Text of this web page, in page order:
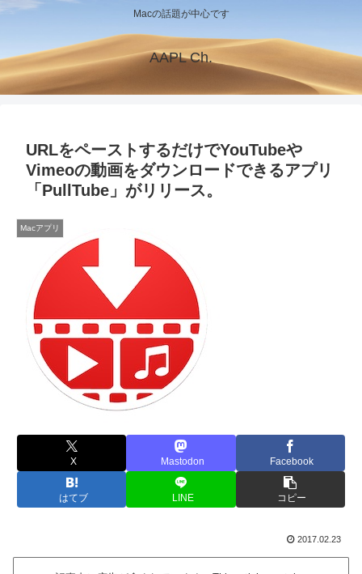
Macの話題が中心です
AAPL Ch.
URLをペーストするだけでYouTubeや
Vimeoの動画をダウンロードできるアプリ
「PullTube」がリリース。
Macアプリ
X Mastodon Facebook
はてブ LINE コピー
2017.02.23